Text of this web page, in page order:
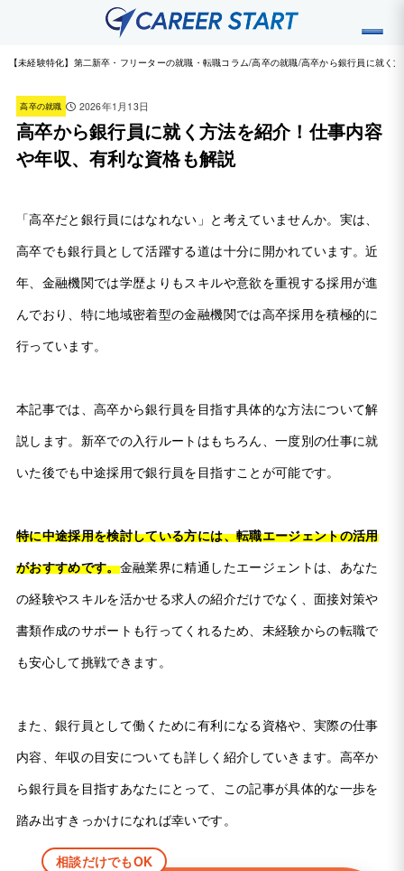
【未経験特化】第二新卒・フリーターの就職・転職コラム 高卒の就職 高卒から銀行員に就く
高卒の就職 2026年1月13日
高卒から銀行員に就く方法を紹介！仕事内容
や年収、有利な資格も解説
「高卒だと銀行員にはなれない」と考えていませんか。実は、
高卒でも銀行員として活躍する道は十分に開かれています。近
年、金融機関では学歴よりもスキルや意欲を重視する採用が進
んでおり、特に地域密着型の金融機関では高卒採用を積極的に
行っています。
本記事では、高卒から銀行員を目指す具体的な方法について解
説します。新卒での入行ルートはもちろん、一度別の仕事に就
いた後でも中途採用で銀行員を目指すことが可能です。
特に中途採用を検討している方には、転職エージェントの活用
がおすすめです。金融業界に精通したエージェントは、あなた
の経験やスキルを活かせる求人の紹介だけでなく、面接対策や
書類作成のサポートも行ってくれるため、未経験からの転職で
も安心して挑戦できます。
また、銀行員として働くために有利になる資格や、実際の仕事
内容、年収の目安についても詳しく紹介していきます。高卒か
ら銀行員を目指すあなたにとって、この記事が具体的な一歩を
踏み出すきっかけになれば幸いです。
相談だけでもOK